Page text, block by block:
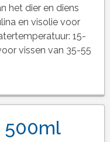
het dier en diens
en visolie voor
15-
vissen van 35-55
500ml